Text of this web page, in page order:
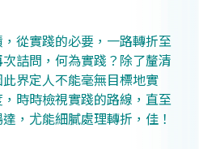
從實踐的必要，一路轉折至
詰問，何為實踐？除了釐清
界定人不能毫無目標地實
時時檢視實踐的路線，直至
，尤能細膩處理轉折，佳！